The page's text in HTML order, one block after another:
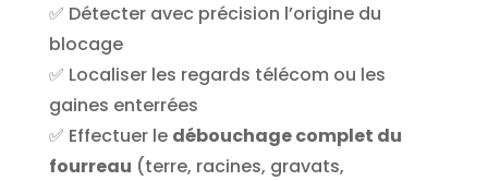
✅ Détecter avec précision l’origine du
blocage
✅ Localiser les regards télécom ou les
gaines enterrées
✅ Effectuer le débouchage complet du
fourreau (terre, racines, gravats,